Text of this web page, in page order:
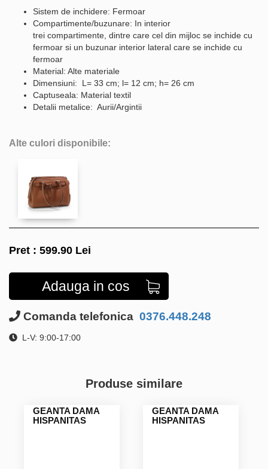
Sistem de inchidere: Fermoar
Compartimente/buzunare: In interior
trei compartimente, dintre care cel din mijloc se inchide cu
fermoar si un buzunar interior lateral care se inchide cu
fermoar
Material: Alte materiale
Dimensiuni: L= 33 cm; l= 12 cm; h= 26 cm
Captuseala: Material textil
Detalii metalice: Aurii/Argintii
Alte culori disponibile:
Pret : 599.90 Lei
Adauga in cos
Comanda telefonica 0376.448.248
L-V: 9:00-17:00
Produse similare
GEANTA DAMA
HISPANITAS
GEANTA DAMA
HISPANITAS